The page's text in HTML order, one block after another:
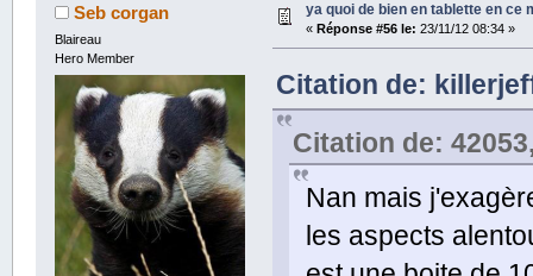
Seb corgan
Blaireau
Hero Member
ya quoi de bien en tablette en ce
« Réponse #56 le: 23/11/12 08:34 »
Citation de:
Citation de:
Nan mais
les aspects